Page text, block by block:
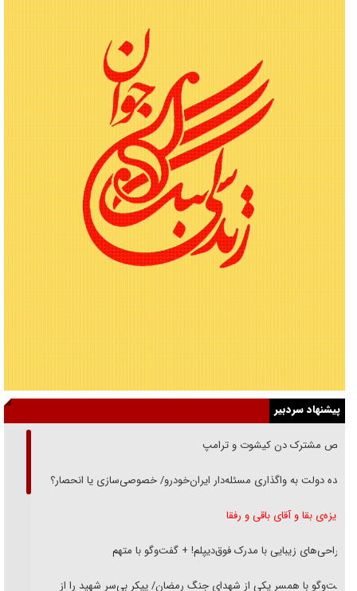
پیشنهاد سردبیر
رقص مشترک دن کیشوت و ترامپ
دنده دولت به واگذاری مسئله‌دار ایران‌خودرو/ خصوصی‌سازی یا انحصار؟
غریزه‌ی بقا و آقای باقی و رفقا
جراحی‌های زیبایی با مدرک فوق‌دیپلم! + گفت‌وگو با متهم
گفت‌وگو با همسر یکی از شهدای جنگ رمضان/ پیکر بی‌سر شهید را از